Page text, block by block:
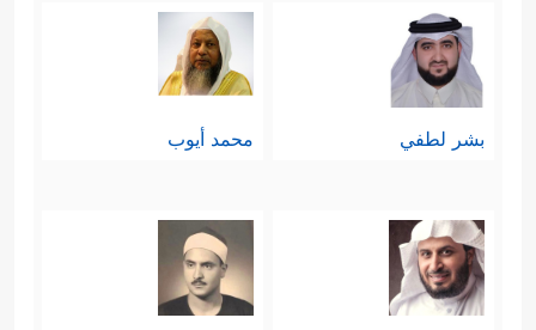
بشر لطفي محمد أيوب